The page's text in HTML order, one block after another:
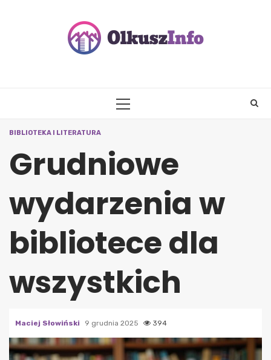
PRIMARY
BIBLIOTEKA I LITERATURA
Grudniowe
wydarzenia w
bibliotece dla
wszystkich
Maciej Słowiński 9 grudnia 2025 394